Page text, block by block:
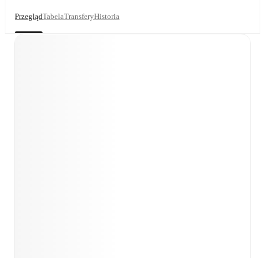
PrzeglądTabelaTransferyHistoria